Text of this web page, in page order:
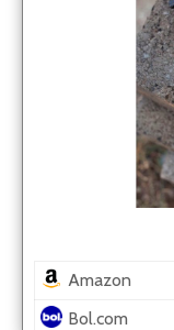
Amazon
Bol.com